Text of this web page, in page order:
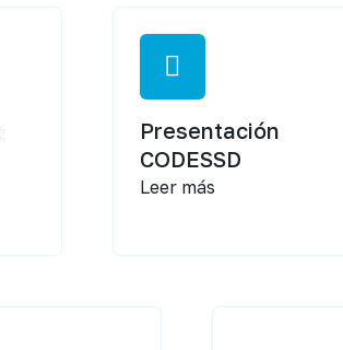
Presentación
CODESSD
Leer más